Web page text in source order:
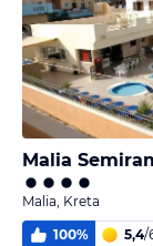
Malia
Malia, Kreta
100% 5,4/